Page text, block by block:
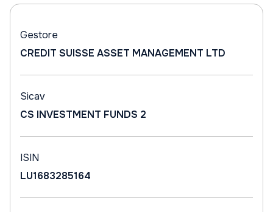
Gestore
CREDIT SUISSE ASSET MANAGEMENT LTD
Sicav
CS INVESTMENT FUNDS 2
ISIN
LU1683285164